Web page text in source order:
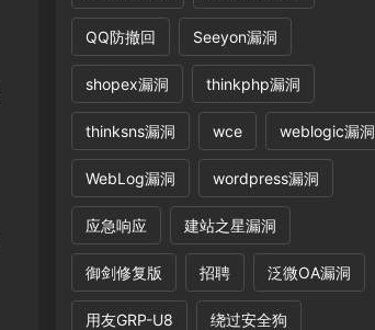
QQ防撤回 Seeyon漏洞
shopex漏洞 thinkphp漏洞
thinksns漏洞 wce weblogic漏洞
WebLog漏洞 wordpress漏洞
应急响应 建站之星漏洞
御剑修复版 招聘 泛微OA漏洞
用友GRP-U8 绕过安全狗